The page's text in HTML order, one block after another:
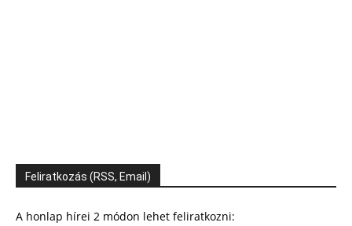
Feliratkozás (RSS, Email)
A honlap hírei 2 módon lehet feliratkozni: